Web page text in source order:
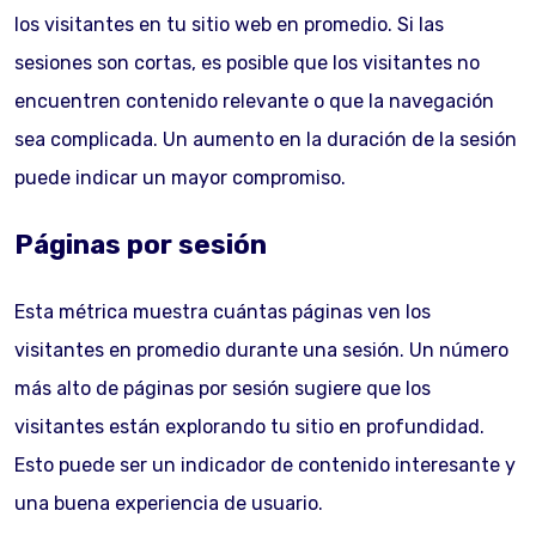
los visitantes en tu sitio web en promedio. Si las
sesiones son cortas, es posible que los visitantes no
encuentren contenido relevante o que la navegación
sea complicada. Un aumento en la duración de la sesión
puede indicar un mayor compromiso.
Páginas por sesión
Esta métrica muestra cuántas páginas ven los
visitantes en promedio durante una sesión. Un número
más alto de páginas por sesión sugiere que los
visitantes están explorando tu sitio en profundidad.
Esto puede ser un indicador de contenido interesante y
una buena experiencia de usuario.